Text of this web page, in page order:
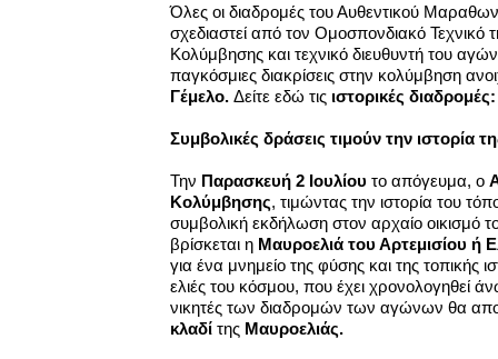
Όλες οι διαδρομές του Αυθεντικού
σχεδιαστεί από τον Ομοσπονδιακό Τεχνικό
Κολύμβησης και τεχνικό διευθυντή του
παγκόσμιες διακρίσεις στην κολύμβηση
Γέμελο. Δείτε εδώ τις ιστορικές
Συμβολικές δράσεις τιμούν την ιστορία
Την Παρασκευή 2 Ιουλίου το απόγευμα, ο
Κολύμβησης, τιμώντας την ιστορία του
συμβολική εκδήλωση στον αρχαίο οικισμό
βρίσκεται η Μαυροελιά του Αρτεμισίου ή
για ένα μνημείο της φύσης και της τοπικής
ελιές του κόσμου, που έχει χρονολογηθεί
νικητές των διαδρομών των αγώνων θα
κλαδί της Μαυροελιάς.